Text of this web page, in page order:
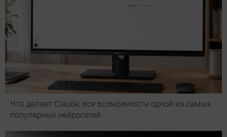
Что делает Сlaude: все возможности одной из самых
популярных нейросетей